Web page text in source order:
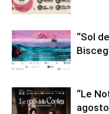
“Sol
“Le